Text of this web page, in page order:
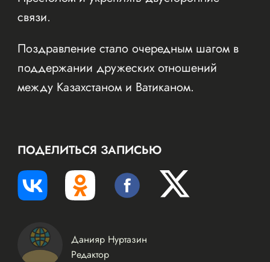
связи.
Поздравление стало очередным шагом в
поддержании дружеских отношений
между Казахстаном и Ватиканом.
ПОДЕЛИТЬСЯ ЗАПИСЬЮ
Данияр Нуртазин
Редактор